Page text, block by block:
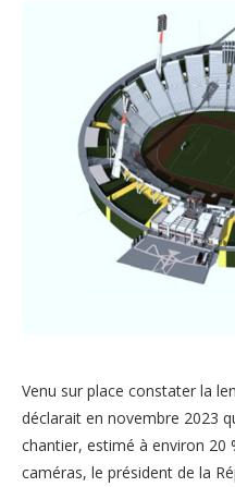
Venu sur place constater la
déclarait en novembre 2023
chantier, estimé à environ 20
caméras, le président de la